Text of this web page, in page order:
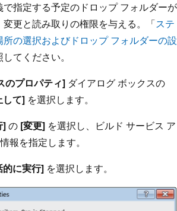
で指定する予定のドロップ フォルダーが
変更と読み取りの権限を与える。「ステ
所の選択およびドロップ フォルダーの設
してください。
のプロパティ] ダイアログ ボックスの
して] を選択します。
]の [変更] を選択し、ビルド サービス ア
報を指定します。
的に実行] を選択します。